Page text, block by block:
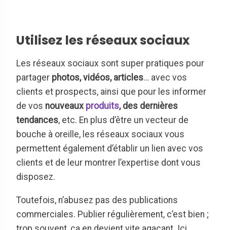
Utilisez les réseaux sociaux
Les réseaux sociaux sont super pratiques pour
partager photos, vidéos, articles… avec vos
clients et prospects, ainsi que pour les informer
de vos nouveaux produits, des dernières
tendances, etc. En plus d’être un vecteur de
bouche à oreille, les réseaux sociaux vous
permettent également d’établir un lien avec vos
clients et de leur montrer l’expertise dont vous
disposez.
Toutefois, n’abusez pas des publications
commerciales. Publier régulièrement, c’est bien ;